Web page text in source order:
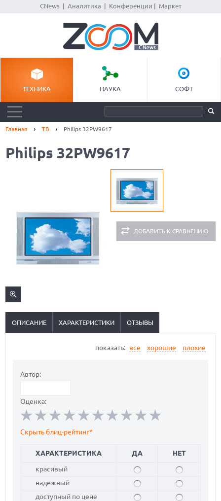
CNews| Аналитика Конференции Маркет
ТЕХНИКА НАУКА СОФТ
Главная ТВ Philips 32PW9617
Philips 32PW9617
ДОБАВИТЬ К СРАВНЕНИЮ
ОПИСАНИЕ ХАРАКТЕРИСТИКИ ОТЗЫВЫ
показать: все хорошие плохие
Автор:
Оценка:
Скрыть блиц-рейтинг*
ХАРАКТЕРИСТИКА ДА
НЕТ
красивый
надежный
доступный по цене